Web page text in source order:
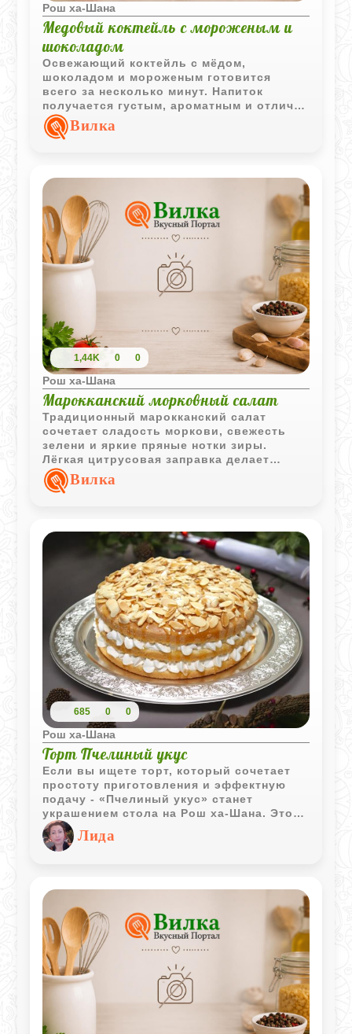
Рош ха-Шана
Медовый коктейль с мороженым и
шоколадом
Освежающий коктейль с мёдом,
шоколадом и мороженым готовится
всего за несколько минут. Напиток
получается густым, ароматным и отлично
подходит для сладкого перекуса или
праздничного стола.
Вилка
1,44K 0 0
Рош ха-Шана
Марокканский морковный салат
Традиционный марокканский салат
сочетает сладость моркови, свежесть
зелени и яркие пряные нотки зиры.
Лёгкая цитрусовая заправка делает
блюдо ароматным и отлично дополняет
мясо, птицу или овощные блюда.
Вилка
685 0 0
Рош ха-Шана
Торт Пчелиный укус
Если вы ищете торт, который сочетает
простоту приготовления и эффектную
подачу - «Пчелиный укус» станет
украшением стола на Рош ха-Шана. Этот
десерт идеально вписывается в
атмосферу праздника: нежные коржи,
сливочный крем и карамелизированный
символы сладкого и благополучного
года - делают его особенно уместным
для праздничного застолья.
Лида